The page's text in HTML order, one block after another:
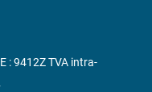
: 9412Z TVA intra-